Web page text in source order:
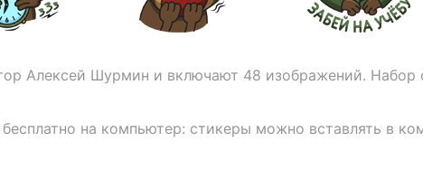
Алексей Шурмин и включают 48 изображений. Набор
на компьютер: стикеры можно вставлять в